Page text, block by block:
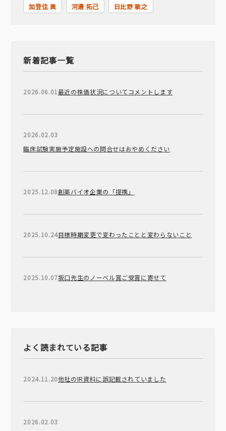
加登住 眞 河邊 拓己 日比野 敏之
新着記事一覧
2026.06.01最近の株価状況についてコメントします
2026.02.03
臨床試験実施予定施設への問合せはおやめください
2025.12.08創薬バイオ企業の「提携」
2025.10.24目標時期変更で変わったことと変わらないこと
2025.10.07坂口先生のノーベル賞ご受賞に寄せて
よく読まれている記事
2024.11.20他社のIR資料に誤記載されていました
2026.02.03